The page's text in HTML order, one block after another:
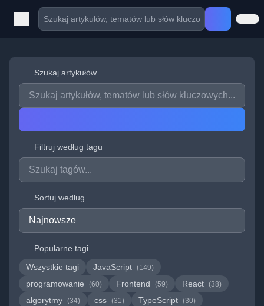
Szukaj artykułów
Filtruj według tagu
Sortuj według
Popularne tagi
Wszystkie tagi
JavaScript (149)
programowanie (60) Frontend (59) React (38)
algorytmy (34) css (31) TypeScript (30)